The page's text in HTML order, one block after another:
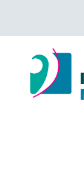
o